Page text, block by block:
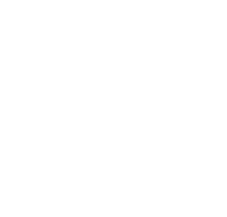
任者教育